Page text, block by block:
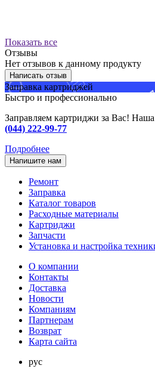
Показать все
Отзывы
Нет отзывов к данному продукту
Написать отзыв
Заправка картриджей
Быстро и профессионально
Заправляем картриджи за Вас! Наша
(044) 222-99-77
Подробнее
Напишите нам
Ремонт
Заправка
Каталог товаров
Расходные материалы
Картриджи
Запчасти
Установка и настройка
О компании
Контакты
Доставка
Новости
Компаниям
Партнерам
Возврат
Карта сайта
рус